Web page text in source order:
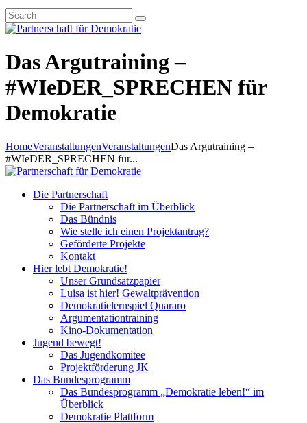
Das Argutraining –
#WIeDER_SPRECHEN für
Demokratie
HomeVeranstaltungenVeranstaltungenDas Argutraining –
#WIeDER_SPRECHEN für...
Die Partnerschaft
Die Partnerschaft im Überblick
Das Bündnis
Wie stelle ich einen Projektantrag?
Geförderte Projekte
Kontakt
Hier lebt Demokratie!
Unser Grundsatzpapier
Luisa ist hier! Gewaltprävention
Demokratielernspiel Quararo
Argumentationtraining
Kino-Dokumentation
Jugend bewegt!
Das Jugendkomitee
Projektförderung JK
Das Bundesprogramm
Das Bundesprogramm „Demokratie leben!“ im
Überblick
Demokratie Plattform